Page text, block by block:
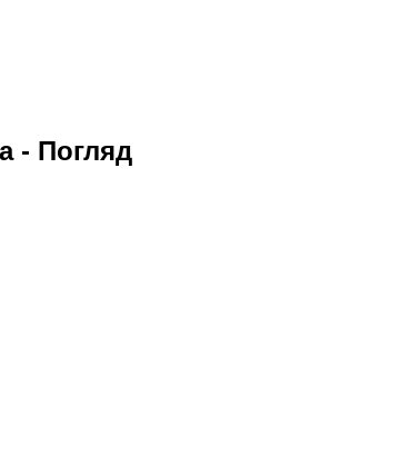
- Погляд